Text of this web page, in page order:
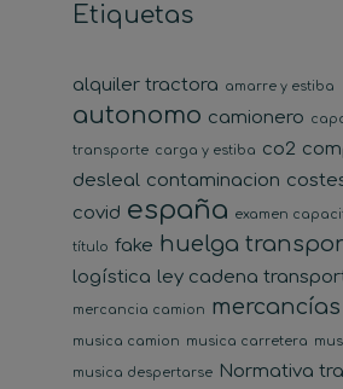
Etiquetas
alquiler tractora amarre y estiba
autonomo camionero
transporte carga y estiba co2
desleal contaminacion
covid españa examen
título fake huelga
logística ley cadena
mercancia camion mercancías
musica camion musica carretera
musica despertarse
Normativa